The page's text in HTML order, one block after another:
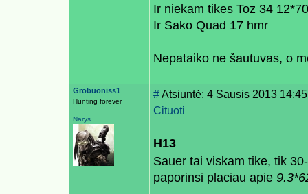
Ir niekam tikes Toz 34 12*70
Ir Sako Quad 17 hmr
Nepataiko ne šautuvas, o
Grobuoniss1
Hunting forever
Narys
#Atsiuntė: 4 Sausis 2013 14:45
Cituoti
H13
Sauer tai viskam tike, tik
paporinsi placiau apie